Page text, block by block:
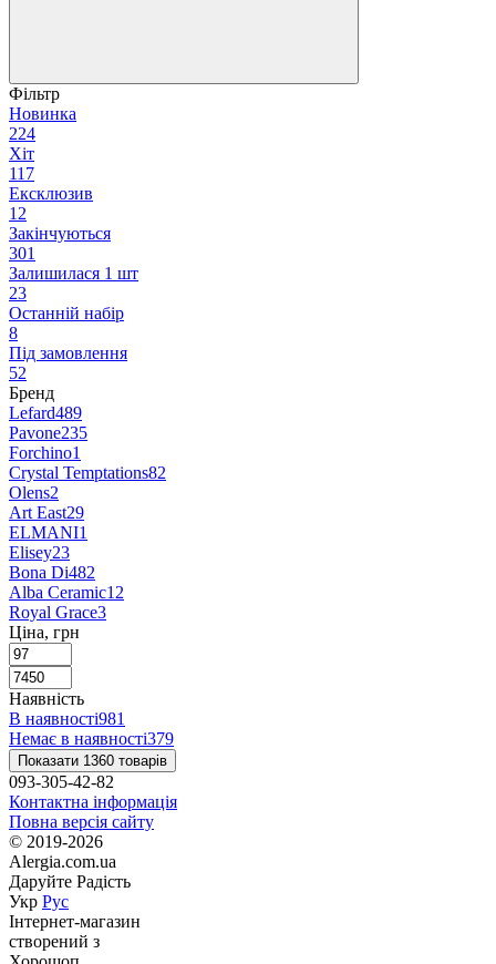
Фільтр
Новинка
224
Хіт
117
Ексклюзив
12
Закінчуються
301
Залишилася 1 шт
23
Останній набір
8
Під замовлення
52
Бренд
Lefard489
Pavone235
Forchino1
Crystal Temptations82
Olens2
Art East29
ELMANI1
Elisey23
Bona Di482
Alba Ceramic12
Royal Grace3
Ціна, грн
Наявність
В наявності981
Немає в наявності379
Показати 1360 товарів
093-305-42-82
Контактна інформація
Повна версія сайту
© 2019-2026
Alergia.com.ua
Даруйте Радість
Укр Рус
Інтернет-магазин
створений з